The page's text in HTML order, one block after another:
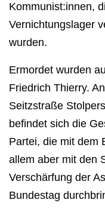
Kommunist:innen,
Vernichtungslager
wurden.
Ermordet wurden
Friedrich Thierry.
Seitzstraße
befindet sich die
Partei, die mit dem
allem aber mit den
Verschärfung der
Bundestag